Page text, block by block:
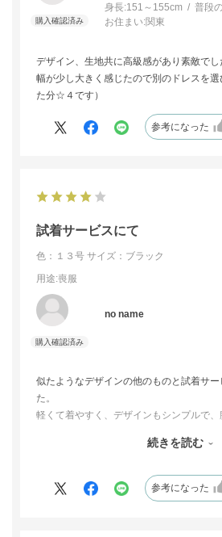
身長:151～155cm 普段
お住まい:関東
デザイン、生地共に高級感があり素敵で
幅が少し大きく感じたので別のドレスを
た分☆４です）
参考になった
試着サービスにて
色：１３号 サイズ：ブラック
用途:喪服
no name
似たようなデザインの他のものと試着サ
た。
軽くて着やすく、デザインもシンプルで
自分の体へのフィット感というか、着たと
たわけではありません。
安い買い物ではなく、また長く着ることを
続きを読む
参考になった